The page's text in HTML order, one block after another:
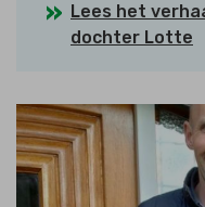
Lees het
dochter Lotte